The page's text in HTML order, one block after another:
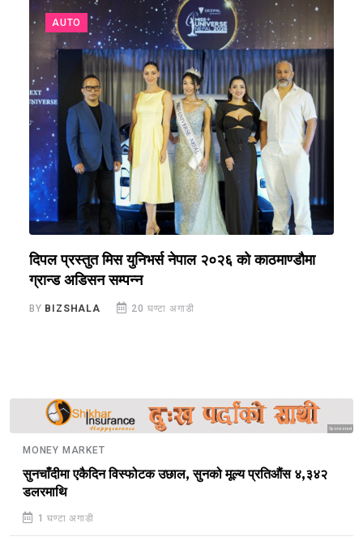
AUTO
दिपल प्रस्तुत मिस युनिभर्स नेपाल २०२६ को काठमाण्डौमा
ग्रान्ड अडिसन सम्पन्न
BY BIZSHALA 20 घण्टा अगाडी
Sponsored
MONEY MARKET
सुनचाँदीमा एकैदिन विस्फोटक उछाल, सुनको मूल्य प्रतिऔंस ४,३४२
डलरमाथि
1 घण्टा अगाडी